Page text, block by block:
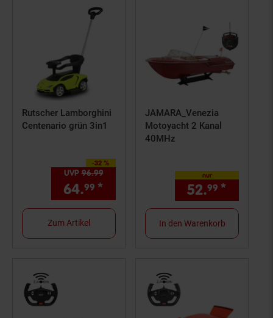
Rutscher Lamborghini
Centenario grün 3in1
-32 %
Sie Sparen 32 Prozent,
UVP96.99UVP : 96,
64.99 * Aktueller Preis: 64,
Zum Artikel
JAMARA_Venezia
Motoyacht 2 Kanal
40MHz
nur
52.99 *
In den Warenkorb